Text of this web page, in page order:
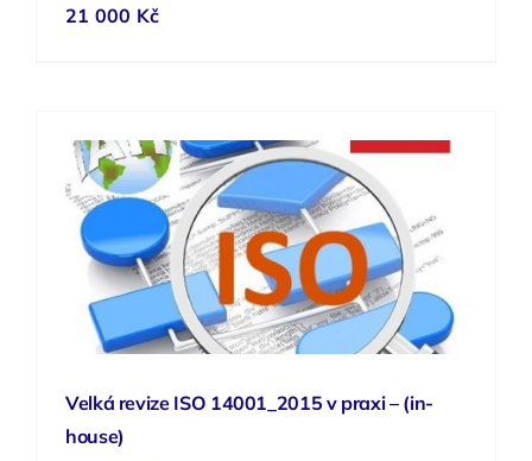
21 000 Kč
Velká revize ISO 14001_2015 v praxi – (in-
house)